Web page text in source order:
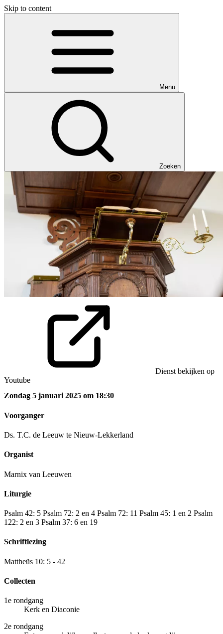
Skip to content
Menu
Zoeken
Dienst bekijken op
Youtube
Zondag 5 januari 2025 om 18:30
Voorganger
Ds. T.C. de Leeuw te Nieuw-Lekkerland
Organist
Marnix van Leeuwen
Liturgie
Psalm 42: 5 Psalm 72: 2 en 4 Psalm 72: 11 Psalm 45: 1 en 2 Psalm
122: 2 en 3 Psalm 37: 6 en 19
Schriftlezing
Mattheüs 10: 5 - 42
Collecten
1e rondgang
Kerk en Diaconie
2e rondgang